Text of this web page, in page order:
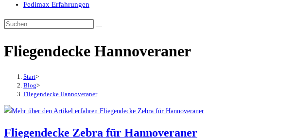
Fedimax Erfahrungen
Diese
durchsuchen
Fliegendecke Hannoveraner
Start>
Blog>
Fliegendecke Hannoveraner
Fliegendecke Zebra für Hannoveraner